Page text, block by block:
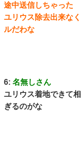
途中送信しちゃった
ユリウス除去出来な
ルだわな
6: 名無しさん
ユリウス着地できて
ぎるのがな